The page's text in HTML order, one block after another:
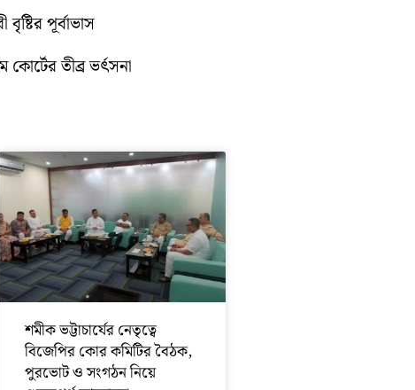
পূর্বাভাস
কোর্টের তীব্র ভর্ৎসনা
শমীক ভট্টাচার্যের নেতৃত্বে
বিজেপির কোর কমিটির বৈঠক,
পুরভোট ও সংগঠন নিয়ে